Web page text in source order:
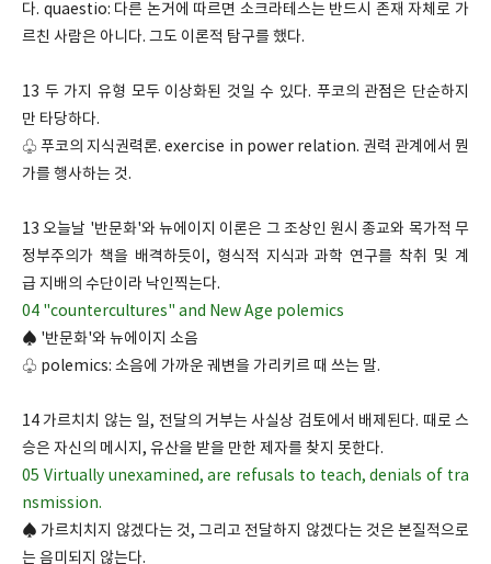
다. quaestio: 다른 논거에 따르면 소크라테스는 반드시 존재 자체로 가
르친 사람은 아니다. 그도 이론적 탐구를 했다.
13 두 가지 유형 모두 이상화된 것일 수 있다. 푸코의 관점은 단순하지
만 타당하다.
♧ 푸코의 지식권력론. exercise in power relation. 권력 관계에서 뭔
가를 행사하는 것.
13 오늘날 '반문화'와 뉴에이지 이론은 그 조상인 원시 종교와 목가적 무
정부주의가 책을 배격하듯이, 형식적 지식과 과학 연구를 착취 및 계
급 지배의 수단이라 낙인찍는다.
04 "countercultures" and New Age polemics
♠ '반문화'와 뉴에이지 소음
♧ polemics: 소음에 가까운 궤변을 가리키르 때 쓰는 말.
14 가르치치 않는 일, 전달의 거부는 사실상 검토에서 배제된다. 때로 스
승은 자신의 메시지, 유산을 받을 만한 제자를 찾지 못한다.
05 Virtually unexamined, are refusals to teach, denials of tra
nsmission.
♠ 가르치치지 않겠다는 것, 그리고 전달하지 않겠다는 것은 본질적으로
는 음미되지 않는다.